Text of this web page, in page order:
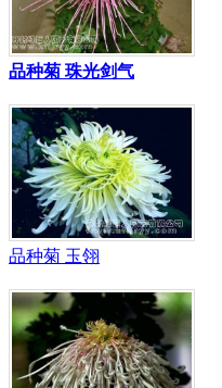
品种菊 珠光剑气
品种菊 玉翎